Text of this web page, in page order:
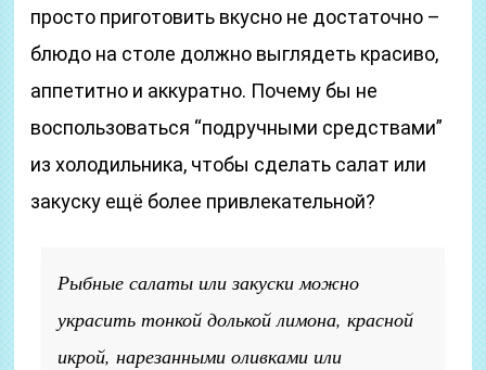
просто приготовить вкусно не достаточно –
блюдо на столе должно выглядеть красиво,
аппетитно и аккуратно. Почему бы не
воспользоваться “подручными средствами”
из холодильника, чтобы сделать салат или
закуску ещё более привлекательной?
Рыбные салаты или закуски можно
украсить тонкой долькой лимона, красной
икрой, нарезанными оливками или